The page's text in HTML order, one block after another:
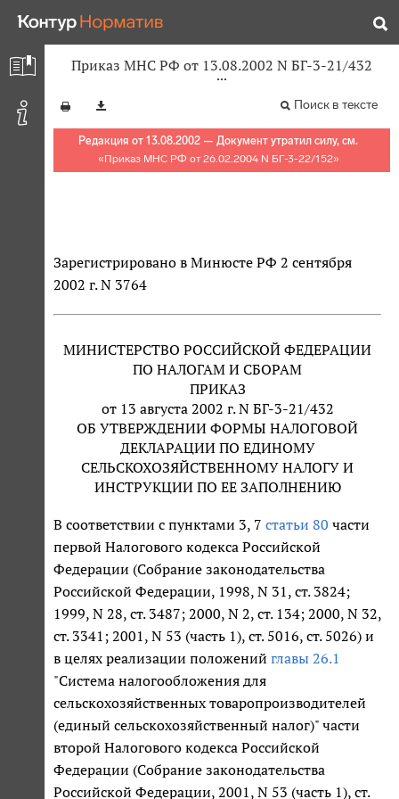
Приказ МНС РФ от 13.08.2002 N БГ-3-21/432
Поиск в тексте
Редакция от 13.08.2002 — Документ утратил силу, см.
«Приказ МНС РФ от 26.02.2004 N БГ-3-22/152»
Зарегистрировано в Минюсте РФ 2 сентября
2002 г. N 3764
МИНИСТЕРСТВО РОССИЙСКОЙ ФЕДЕРАЦИИ
ПО НАЛОГАМ И СБОРАМ
ПРИКАЗ
от 13 августа 2002 г. N БГ-3-21/432
ОБ УТВЕРЖДЕНИИ ФОРМЫ НАЛОГОВОЙ
ДЕКЛАРАЦИИ ПО ЕДИНОМУ
СЕЛЬСКОХОЗЯЙСТВЕННОМУ НАЛОГУ И
ИНСТРУКЦИИ ПО ЕЕ ЗАПОЛНЕНИЮ
В соответствии с пунктами 3, 7 статьи 80 части
первой Налогового кодекса Российской
Федерации (Собрание законодательства
Российской Федерации, 1998, N 31, ст. 3824;
1999, N 28, ст. 3487; 2000, N 2, ст. 134; 2000, N 32,
ст. 3341; 2001, N 53 (часть 1), ст. 5016, ст. 5026) и
в целях реализации положений главы 26.1
"Система налогообложения для
сельскохозяйственных товаропроизводителей
(единый сельскохозяйственный налог)" части
второй Налогового кодекса Российской
Федерации (Собрание законодательства
Российской Федерации, 2001, N 53 (часть 1), ст.